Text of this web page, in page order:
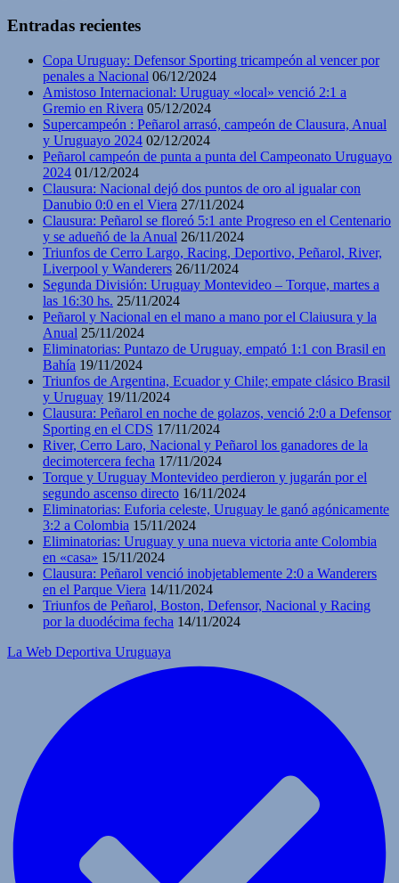
Entradas recientes
Copa Uruguay: Defensor Sporting tricampeón al vencer por
penales a Nacional 06/12/2024
Amistoso Internacional: Uruguay «local» venció 2:1 a
Gremio en Rivera 05/12/2024
Supercampeón : Peñarol arrasó, campeón de Clausura, Anual
y Uruguayo 2024 02/12/2024
Peñarol campeón de punta a punta del Campeonato Uruguayo
2024 01/12/2024
Clausura: Nacional dejó dos puntos de oro al igualar con
Danubio 0:0 en el Viera 27/11/2024
Clausura: Peñarol se floreó 5:1 ante Progreso en el Centenario
y se adueñó de la Anual 26/11/2024
Triunfos de Cerro Largo, Racing, Deportivo, Peñarol, River,
Liverpool y Wanderers 26/11/2024
Segunda División: Uruguay Montevideo – Torque, martes a
las 16:30 hs. 25/11/2024
Peñarol y Nacional en el mano a mano por el Claiusura y la
Anual 25/11/2024
Eliminatorias: Puntazo de Uruguay, empató 1:1 con Brasil en
Bahía 19/11/2024
Triunfos de Argentina, Ecuador y Chile; empate clásico Brasil
y Uruguay 19/11/2024
Clausura: Peñarol en noche de golazos, venció 2:0 a Defensor
Sporting en el CDS 17/11/2024
River, Cerro Laro, Nacional y Peñarol los ganadores de la
decimotercera fecha 17/11/2024
Torque y Uruguay Montevideo perdieron y jugarán por el
segundo ascenso directo 16/11/2024
Eliminatorias: Euforia celeste, Uruguay le ganó agónicamente
3:2 a Colombia 15/11/2024
Eliminatorias: Uruguay y una nueva victoria ante Colombia
en «casa» 15/11/2024
Clausura: Peñarol venció inobjetablemente 2:0 a Wanderers
en el Parque Viera 14/11/2024
Triunfos de Peñarol, Boston, Defensor, Nacional y Racing
por la duodécima fecha 14/11/2024
La Web Deportiva Uruguaya